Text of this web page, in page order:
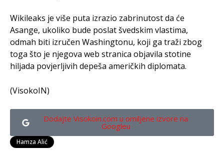
Wikileaks je više puta izrazio zabrinutost da će
Asange, ukoliko bude poslat švedskim vlastima,
odmah biti izručen Washingtonu, koji ga traži zbog
toga što je njegova web stranica objavila stotine
hiljada povjerljivih depeša američkih diplomata.
(VisokoIN)
Dodajte Visokoin.com u omiljene izvore na
Googleu
Hamza Alić